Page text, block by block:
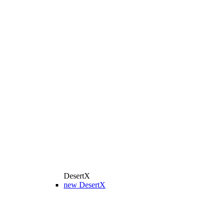
DesertX
new DesertX